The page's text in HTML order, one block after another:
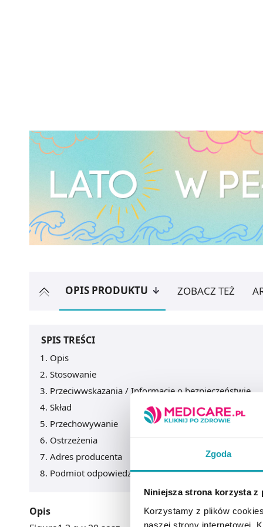
Zgoda
Niniejsza strona korzysta z
Korzystamy z plików
naszej strony internetowej.
OPIS PRODUKTU ZOBACZ TEŻ
SPIS TREŚCI
Opis
Stosowanie
Przeciwwskazania / Informacje o bezpieczeństwie
Skład
Przechowywanie
Ostrzeżenia
Adres producenta
Podmiot odpowiedzialny
Opis